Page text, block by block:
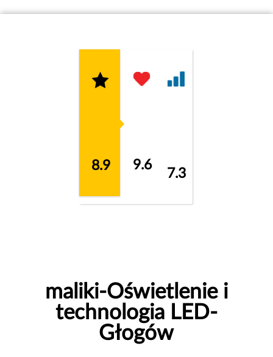
8.9 9.6
7.3
maliki-Oświetlenie i
technologia LED-
Głogów